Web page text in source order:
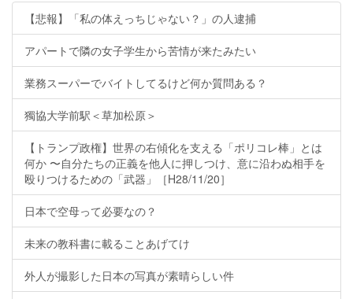
【悲報】「私の体えっちじゃない？」の人逮捕
アパートで隣の女子学生から苦情が来たみたい
業務スーパーでバイトしてるけど何か質問ある？
獨協大学前駅＜草加松原＞
【トランプ政権】世界の右傾化を支える「ポリコレ棒」とは
何か 〜自分たちの正義を他人に押しつけ、意に沿わぬ相手を
殴りつけるための「武器」［H28/11/20］
日本で空母って必要なの？
未来の教科書に載ることあげてけ
外人が撮影した日本の写真が素晴らしい件